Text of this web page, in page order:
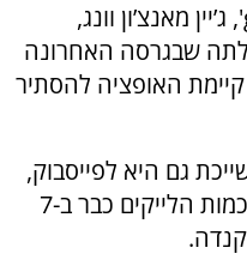
על פי הדיווח באתר 'geektime', ג’יין מאנצ’ון וונג,
שבגרסה האחרונה
קיימת האופציה להסתיר
גם היא לפייסבוק,
נבחנת האפשרות להסתיר את כמות הלייקים כבר ב-7